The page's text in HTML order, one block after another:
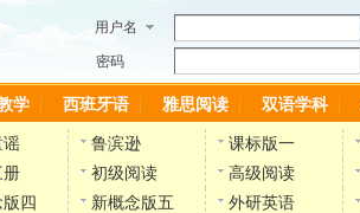
用户名
密码
学 西班牙语 雅思阅读 双语学科
谣 鲁滨逊 课标版一
册 初级阅读 高级阅读
四 新概念版五 外研英语